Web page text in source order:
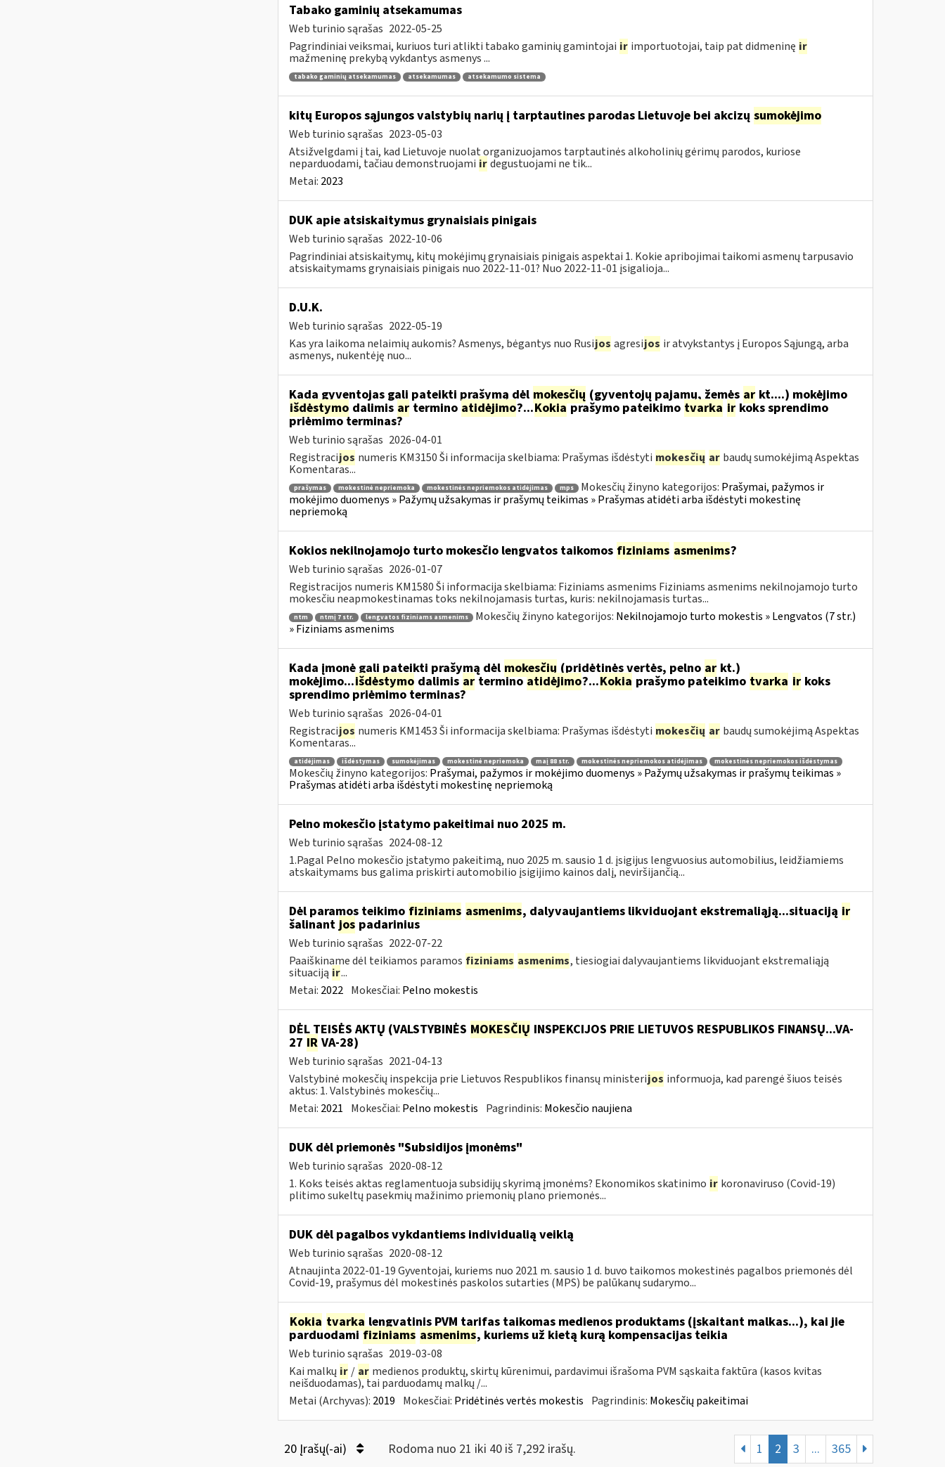
Tabako gaminių atsekamumas
Web turinio sąrašas 2022-05-25
Pagrindiniai veiksmai, kuriuos turi atlikti tabako gaminių gamintojai ir importuotojai, taip pat didmeninę ir
mažmeninę prekybą vykdantys asmenys ...
tabako gaminių atsekamumas atsekamumas atsekamumo sistema
kitų Europos sąjungos valstybių narių į tarptautines parodas Lietuvoje bei akcizų sumokėjimo
Web turinio sąrašas 2023-05-03
Atsižvelgdami į tai, kad Lietuvoje nuolat organizuojamos tarptautinės alkoholinių gėrimų parodos, kuriose
neparduodami, tačiau demonstruojami ir degustuojami ne tik...
Metai: 2023
DUK apie atsiskaitymus grynaisiais pinigais
Web turinio sąrašas 2022-10-06
Pagrindiniai atsiskaitymų, kitų mokėjimų grynaisiais pinigais aspektai 1. Kokie apribojimai taikomi asmenų tarpusavio
atsiskaitymams grynaisiais pinigais nuo 2022-11-01? Nuo 2022-11-01 įsigalioja...
D.U.K.
Web turinio sąrašas 2022-05-19
Kas yra laikoma nelaimių aukomis? Asmenys, bėgantys nuo Rusijos agresijos ir atvykstantys į Europos Sąjungą, arba
asmenys, nukentėję nuo...
Kada gyventojas gali pateikti prašymą dėl mokesčių (gyventojų pajamų, žemės arkt....) mokėjimo
išdėstymo dalimis artermino atidėjimo?...Kokiaprašymo pateikimo tvarka irkoks sprendimo
priėmimo terminas?
Web turinio sąrašas 2026-04-01
Registracijos numeris KM3150 Ši informacija skelbiama: Prašymas išdėstyti mokesčių ar baudų sumokėjimą Aspektas
Komentaras...
prašymas mokestinė nepriemoka mokestinės nepriemokos atidėjimas mps Mokesčių žinyno kategorijos: Prašymai, pažymos ir
mokėjimo duomenys » Pažymų užsakymas ir prašymų teikimas » Prašymas atidėti arba išdėstyti mokestinę
nepriemoką
Kokios nekilnojamojo turto mokesčio lengvatos taikomos fiziniams asmenims?
Web turinio sąrašas 2026-01-07
Registracijos numeris KM1580 Ši informacija skelbiama: Fiziniams asmenims Fiziniams asmenims nekilnojamojo turto
mokesčiu neapmokestinamas toks nekilnojamasis turtas, kuris: nekilnojamasis turtas...
ntm ntmį 7 str. lengvatos fiziniams asmenims Mokesčių žinyno kategorijos: Nekilnojamojo turto mokestis » Lengvatos (7 str.)
» Fiziniams asmenims
Kada įmonė gali pateikti prašymą dėl mokesčių(pridėtinės vertės, pelno arkt.)
mokėjimo...išdėstymo dalimis arterminoatidėjimo?...Kokia prašymo pateikimo tvarka irkoks
sprendimo priėmimo terminas?
Web turinio sąrašas 2026-04-01
Registracijos numeris KM1453 Ši informacija skelbiama: Prašymas išdėstyti mokesčių ar baudų sumokėjimą Aspektas
Komentaras...
atidėjimas išdėstymas sumokėjimas mokestinė nepriemoka maį 88 str. mokestinės nepriemokos atidėjimas mokestinės nepriemokos išdėstymas
Mokesčių žinyno kategorijos: Prašymai, pažymos ir mokėjimo duomenys » Pažymų užsakymas ir prašymų teikimas »
Prašymas atidėti arba išdėstyti mokestinę nepriemoką
Pelno mokesčio įstatymo pakeitimai nuo 2025 m.
Web turinio sąrašas 2024-08-12
1.Pagal Pelno mokesčio įstatymo pakeitimą, nuo 2025 m. sausio 1 d. įsigijus lengvuosius automobilius, leidžiamiems
atskaitymams bus galima priskirti automobilio įsigijimo kainos dalį, neviršijančią...
Dėl paramos teikimo fiziniams asmenims, dalyvaujantiems likviduojant ekstremaliąją...situaciją ir
šalinantjos padarinius
Web turinio sąrašas 2022-07-22
Paaiškiname dėl teikiamos paramos fiziniams asmenims, tiesiogiai dalyvaujantiems likviduojant ekstremaliąją
situaciją ir...
Metai: 2022 Mokesčiai: Pelno mokestis
DĖL TEISĖS AKTŲ (VALSTYBINĖS MOKESČIŲ INSPEKCIJOS PRIE LIETUVOS RESPUBLIKOS FINANSŲ...VA-
27 IR VA-28)
Web turinio sąrašas 2021-04-13
Valstybinė mokesčių inspekcija prie Lietuvos Respublikos finansų ministerijos informuoja, kad parengė šiuos teisės
aktus: 1. Valstybinės mokesčių...
Metai: 2021 Mokesčiai: Pelno mokestis Pagrindinis: Mokesčio naujiena
DUK dėl priemonės "Subsidijos įmonėms"
Web turinio sąrašas 2020-08-12
1. Koks teisės aktas reglamentuoja subsidijų skyrimą įmonėms? Ekonomikos skatinimo ir koronaviruso (Covid-19)
plitimo sukeltų pasekmių mažinimo priemonių plano priemonės...
DUK dėl pagalbos vykdantiems individualią veiklą
Web turinio sąrašas 2020-08-12
Atnaujinta 2022-01-19 Gyventojai, kuriems nuo 2021 m. sausio 1 d. buvo taikomos mokestinės pagalbos priemonės dėl
Covid-19, prašymus dėl mokestinės paskolos sutarties (MPS) be palūkanų sudarymo...
Kokia tvarkalengvatinis PVM tarifas taikomas medienos produktams (įskaitant malkas...), kai jie
parduodamifiziniams asmenims, kuriems už kietą kurą kompensacijas teikia
Web turinio sąrašas 2019-03-08
Kai malkų ir / ar medienos produktų, skirtų kūrenimui, pardavimui išrašoma PVM sąskaita faktūra (kasos kvitas
neišduodamas), tai parduodamų malkų /...
Metai (Archyvas): 2019 Mokesčiai: Pridėtinės vertės mokestis Pagrindinis: Mokesčių pakeitimai
20 Įrašų(-ai) Rodoma nuo 21 iki 40 iš 7,292 irašų. 1 2 3 ... 365